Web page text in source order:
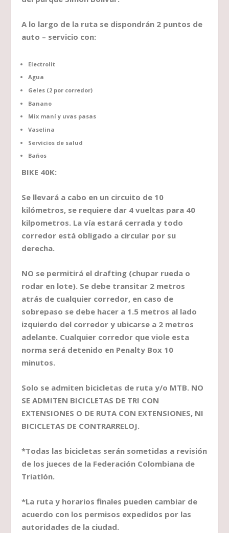
A lo largo de la ruta se dispondrán 2 puntos de
auto – servicio con:
Electrolit
Agua
Geles (2 por corredor)
Banano
Mix maní y uvas pasas
Vaselina
Servicios de salud
Baños
BIKE 40K:
Se llevará a cabo en un circuito de 10
kilómetros, se requiere dar 4 vueltas para 40
kilpometros. La vía estará cerrada y todo
corredor está obligado a circular por su
derecha.
NO se permitirá el drafting (chupar rueda o
rodar en lote). Se debe transitar 2 metros
atrás de cualquier corredor, en caso de
sobrepaso se debe hacer a 1.5 metros al lado
izquierdo del corredor y ubicarse a 2 metros
adelante. Cualquier corredor que viole esta
norma será detenido en Penalty Box 10
minutos.
Solo se admiten bicicletas de ruta y/o MTB. NO
SE ADMITEN BICICLETAS DE TRI CON
EXTENSIONES O DE RUTA CON EXTENSIONES, NI
BICICLETAS DE CONTRARRELOJ.
*Todas las bicicletas serán sometidas a revisión
de los jueces de la Federación Colombiana de
Triatlón.
*La ruta y horarios finales pueden cambiar de
acuerdo con los permisos expedidos por las
autoridades de la ciudad.